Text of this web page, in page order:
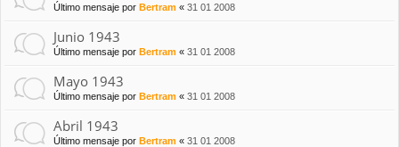
Último mensaje por Bertram « 31 01 2008
Junio 1943
Último mensaje por Bertram « 31 01 2008
Mayo 1943
Último mensaje por Bertram « 31 01 2008
Abril 1943
Último mensaje por Bertram « 31 01 2008